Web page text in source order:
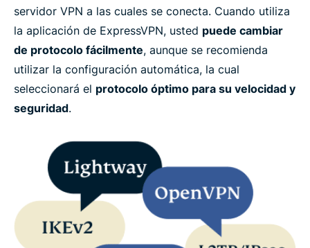
servidor VPN a las cuales se conecta. Cuando utiliza
la aplicación de ExpressVPN, usted puede cambiar
de protocolo fácilmente, aunque se recomienda
utilizar la configuración automática, la cual
seleccionará el protocolo óptimo para su velocidad y
seguridad.